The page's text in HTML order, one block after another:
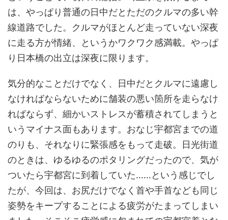
は、やっぱり普通の日中だとただのクルマの多い幹
線道路でした。クルマがほとんど走っていない深夜
に走る方が情緒、というかワクワク感満載。やっぱ
り日本橋の出立は深夜に限ります。
気分的なことだけでなく、日中だとクルマに遠慮し
なければならないために舗装の悪い箇所を走らなけ
ればならず、細かいストレスが蓄積されてしまうと
いうマイナス面もあります。おなじ宇都宮までの道
のりも、それなりに緊張感をもって走破。日光街道
のときは、ゆるゆるのポタリングだったので、気が
ついたら宇都宮に到着していた……という感じでし
たが、今回は、お尻だけでなく首や手首なども同じ
姿勢をキープすることによる疲労がたまってしまい